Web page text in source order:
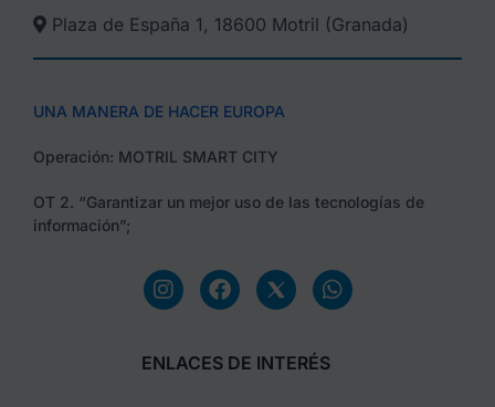
Plaza de España 1, 18600 Motril (Granada)​
UNA MANERA DE HACER EUROPA
Operación: MOTRIL SMART CITY
OT 2. “Garantizar un mejor uso de las tecnologías de
información”;
ENLACES DE INTERÉS